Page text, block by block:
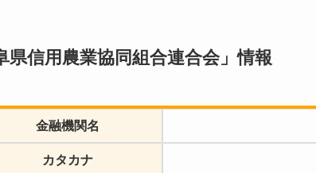
県信用農業協同組合連合会」情報
金融機関名
カタカナ